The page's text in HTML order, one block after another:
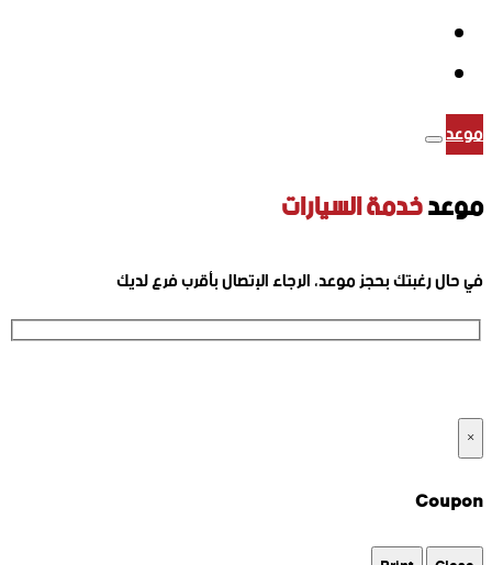
موعد
موعدخدمة السيارات
في حال رغبتك بحجز موعد، الرجاء الإتصال بأقرب فرع لديك
×
Coupon